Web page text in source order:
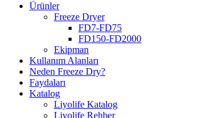
Ürünler
Freeze Dryer
FD7-FD75
FD150-FD2000
Ekipman
Kullanım Alanları
Neden Freeze Dry?
Faydaları
Katalog
Liyolife Katalog
Liyolife Rehber